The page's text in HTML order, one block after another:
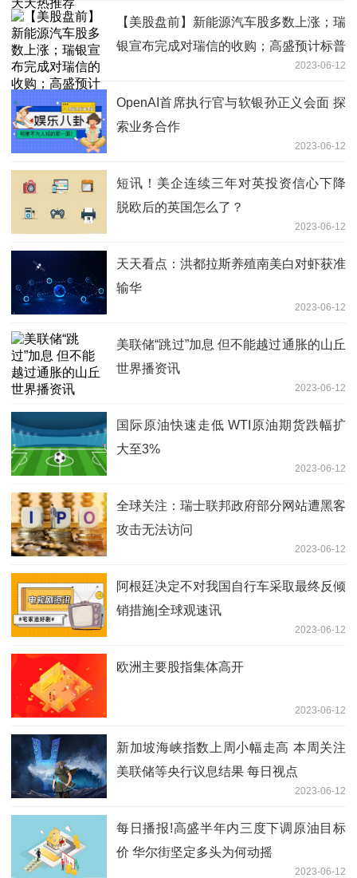
【美股盘前】新能源汽车股多数上涨；瑞
银宣布完成对瑞信的收购；高盛预计标普
2023-06-12
OpenAI首席执行官与软银孙正义会面 探
索业务合作
2023-06-12
短讯！美企连续三年对英投资信心下降
脱欧后的英国怎么了？
2023-06-12
天天看点：洪都拉斯养殖南美白对虾获准
输华
2023-06-12
美联储“跳过”加息 但不能越过通胀的山丘
世界播资讯
2023-06-12
国际原油快速走低 WTI原油期货跌幅扩
大至3%
2023-06-12
全球关注：瑞士联邦政府部分网站遭黑客
攻击无法访问
2023-06-12
阿根廷决定不对我国自行车采取最终反倾
销措施|全球观速讯
2023-06-12
欧洲主要股指集体高开
2023-06-12
新加坡海峡指数上周小幅走高 本周关注
美联储等央行议息结果 每日视点
2023-06-12
每日播报!高盛半年内三度下调原油目标
价 华尔街坚定多头为何动摇
2023-06-12